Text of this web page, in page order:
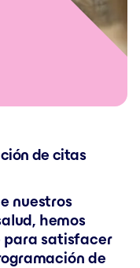
de citas
nuestros
hemos
para satisfacer
de